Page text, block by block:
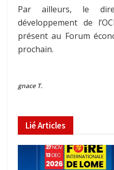
Par ailleurs, le
développement de
présent au Forum
prochain.
gnace T.
LiéArticles